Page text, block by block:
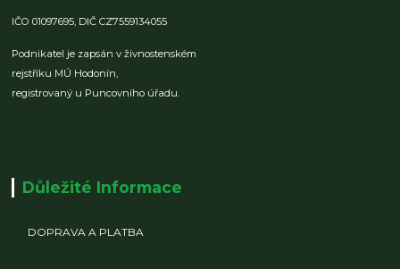
IČO 01097695, DIČ CZ7559134055
Podnikatel je zapsán v živnostenském
rejstříku MÚ Hodonín,
registrovaný u Puncovního úřadu.
Důležité Informace
DOPRAVA A PLATBA